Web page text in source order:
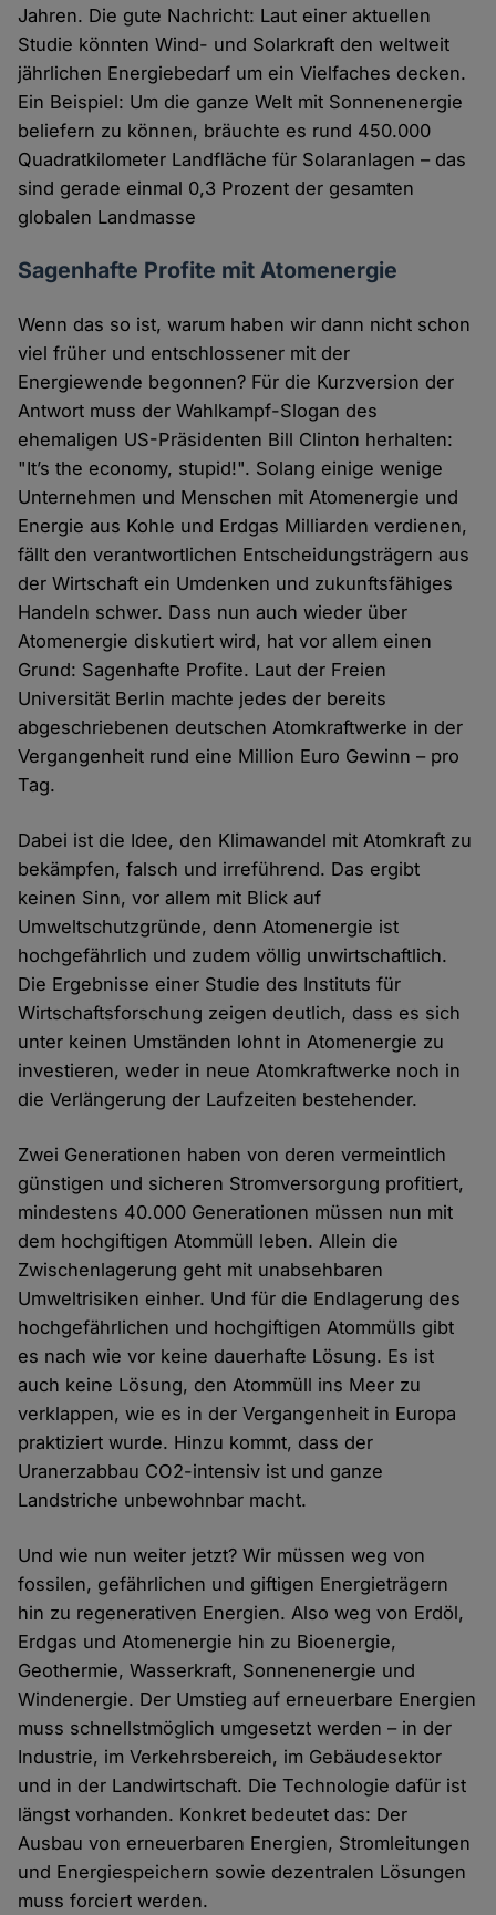
Jahren. Die gute Nachricht: Laut einer aktuellen
Studie könnten Wind- und Solarkraft den weltweit
jährlichen Energiebedarf um ein Vielfaches decken.
Ein Beispiel: Um die ganze Welt mit Sonnenenergie
beliefern zu können, bräuchte es rund 450.000
Quadratkilometer Landfläche für Solaranlagen – das
sind gerade einmal 0,3 Prozent der gesamten
globalen Landmasse
Sagenhafte Profite mit Atomenergie
Wenn das so ist, warum haben wir dann nicht schon
viel früher und entschlossener mit der
Energiewende begonnen? Für die Kurzversion der
Antwort muss der Wahlkampf-Slogan des
ehemaligen US-Präsidenten Bill Clinton herhalten:
"It’s the economy, stupid!". Solang einige wenige
Unternehmen und Menschen mit Atomenergie und
Energie aus Kohle und Erdgas Milliarden verdienen,
fällt den verantwortlichen Entscheidungsträgern aus
der Wirtschaft ein Umdenken und zukunftsfähiges
Handeln schwer. Dass nun auch wieder über
Atomenergie diskutiert wird, hat vor allem einen
Grund: Sagenhafte Profite. Laut der Freien
Universität Berlin machte jedes der bereits
abgeschriebenen deutschen Atomkraftwerke in der
Vergangenheit rund eine Million Euro Gewinn – pro
Tag.
Dabei ist die Idee, den Klimawandel mit Atomkraft zu
bekämpfen, falsch und irreführend. Das ergibt
keinen Sinn, vor allem mit Blick auf
Umweltschutzgründe, denn Atomenergie ist
hochgefährlich und zudem völlig unwirtschaftlich.
Die Ergebnisse einer Studie des Instituts für
Wirtschaftsforschung zeigen deutlich, dass es sich
unter keinen Umständen lohnt in Atomenergie zu
investieren, weder in neue Atomkraftwerke noch in
die Verlängerung der Laufzeiten bestehender.
Zwei Generationen haben von deren vermeintlich
günstigen und sicheren Stromversorgung profitiert,
mindestens 40.000 Generationen müssen nun mit
dem hochgiftigen Atommüll leben. Allein die
Zwischenlagerung geht mit unabsehbaren
Umweltrisiken einher. Und für die Endlagerung des
hochgefährlichen und hochgiftigen Atommülls gibt
es nach wie vor keine dauerhafte Lösung. Es ist
auch keine Lösung, den Atommüll ins Meer zu
verklappen, wie es in der Vergangenheit in Europa
praktiziert wurde. Hinzu kommt, dass der
Uranerzabbau CO2-intensiv ist und ganze
Landstriche unbewohnbar macht.
Und wie nun weiter jetzt? Wir müssen weg von
fossilen, gefährlichen und giftigen Energieträgern
hin zu regenerativen Energien. Also weg von Erdöl,
Erdgas und Atomenergie hin zu Bioenergie,
Geothermie, Wasserkraft, Sonnenenergie und
Windenergie. Der Umstieg auf erneuerbare Energien
muss schnellstmöglich umgesetzt werden – in der
Industrie, im Verkehrsbereich, im Gebäudesektor
und in der Landwirtschaft. Die Technologie dafür ist
längst vorhanden. Konkret bedeutet das: Der
Ausbau von erneuerbaren Energien, Stromleitungen
und Energiespeichern sowie dezentralen Lösungen
muss forciert werden.